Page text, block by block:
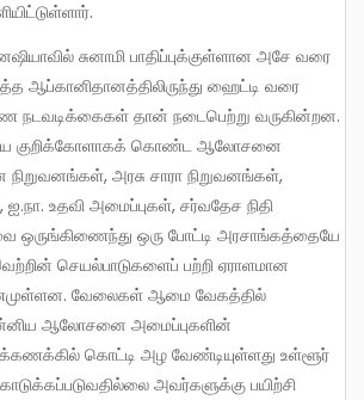
ஆப்கானிதானத்திலிருந்து ஹைட்டி வரை
நடவடிக்கைகள் தான் நடைபெற்று வருகின்றன.
குறிக்கோளாகக் கொண்ட ஆலோசனை
நிறுவனங்கள், அரசு சாரா நிறுவனங்கள்,
உதவி அமைப்புகள், சர்வதேச நிதி
ஒருங்கிணைந்து ஒரு போட்டி அரசாங்கத்தையே
செயல்பாடுகளைப் பற்றி ஏராளமான
வேலைகள் ஆமை வேகத்தில்
ஆலோசனை அமைப்புகளின்
கொட்டி அழ வேண்டியுள்ளது உள்ளூர்
அவர்களுக்கு பயிற்சி